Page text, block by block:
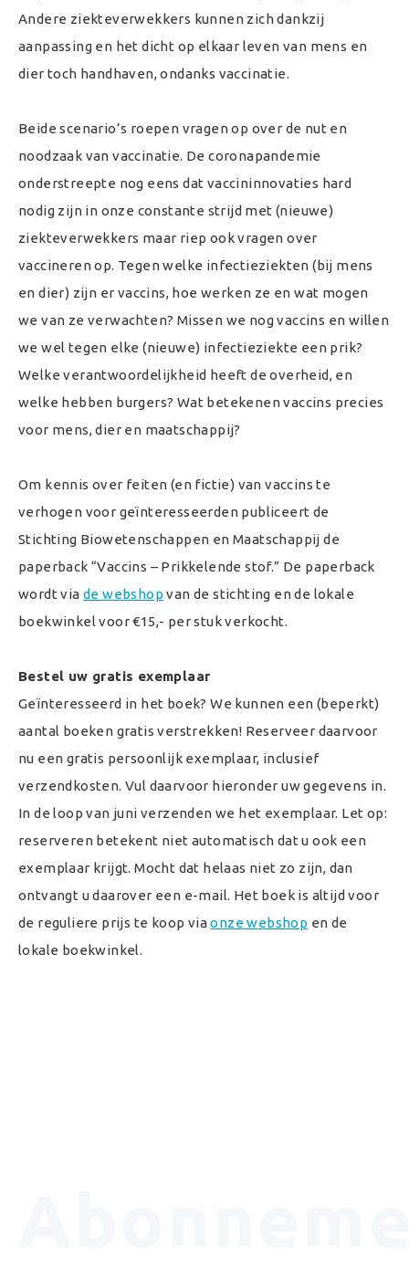
Andere ziekteverwekkers kunnen zich dankzij
aanpassing en het dicht op elkaar leven van mens en
dier toch handhaven, ondanks vaccinatie.
Beide scenario’s roepen vragen op over de nut en
noodzaak van vaccinatie. De coronapandemie
onderstreepte nog eens dat vaccininnovaties hard
nodig zijn in onze constante strijd met (nieuwe)
ziekteverwekkers maar riep ook vragen over
vaccineren op. Tegen welke infectieziekten (bij mens
en dier) zijn er vaccins, hoe werken ze en wat mogen
we van ze verwachten? Missen we nog vaccins en willen
we wel tegen elke (nieuwe) infectieziekte een prik?
Welke verantwoordelijkheid heeft de overheid, en
welke hebben burgers? Wat betekenen vaccins precies
voor mens, dier en maatschappij?
Om kennis over feiten (en fictie) van vaccins te
verhogen voor geïnteresseerden publiceert de
Stichting Biowetenschappen en Maatschappij de
paperback “Vaccins – Prikkelende stof.” De paperback
wordt viade webshop van de stichting en de lokale
boekwinkel voor €15,- per stuk verkocht.
Bestel uw gratis exemplaar
Geïnteresseerd in het boek? We kunnen een (beperkt)
aantal boeken gratis verstrekken! Reserveer daarvoor
nu een gratis persoonlijk exemplaar, inclusief
verzendkosten. Vul daarvoor hieronder uw gegevens in.
In de loop van juni verzenden we het exemplaar. Let op:
reserveren betekent niet automatisch dat u ook een
exemplaar krijgt. Mocht dat helaas niet zo zijn, dan
ontvangt u daarover een e-mail. Het boek is altijd voor
de reguliere prijs te koop viaonze webshop en de
lokale boekwinkel.